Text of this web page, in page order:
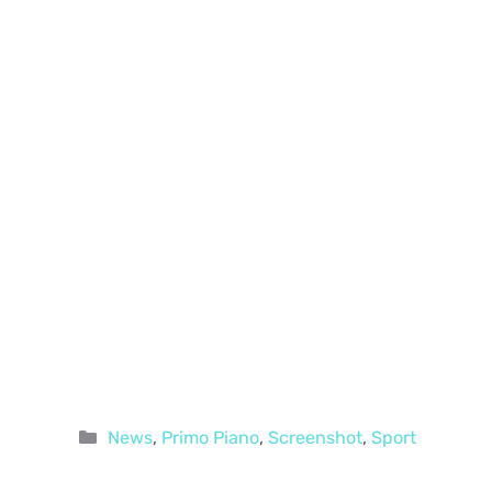
Categorie
News, Primo Piano, Screenshot, Sport